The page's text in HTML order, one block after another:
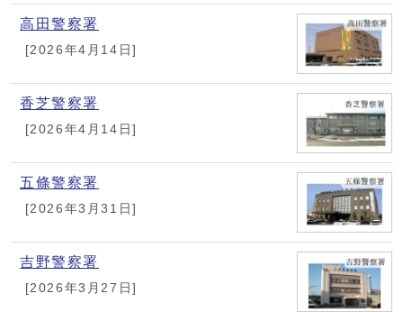
高田警察署
[2026年4月14日]
香芝警察署
[2026年4月14日]
五條警察署
[2026年3月31日]
吉野警察署
[2026年3月27日]